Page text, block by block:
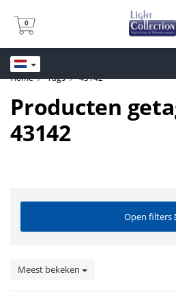
0
0
Home Tags 43142
Producten
43142
Open filters
Meest bekeken